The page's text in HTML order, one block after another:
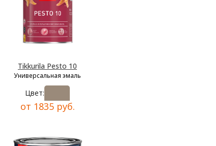
Tikkurila Pesto 10
Универсальная эмаль
Цвет:
от 1835 руб.